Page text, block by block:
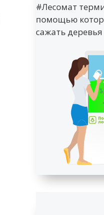
#Лесомат
помощью
сажать деревья